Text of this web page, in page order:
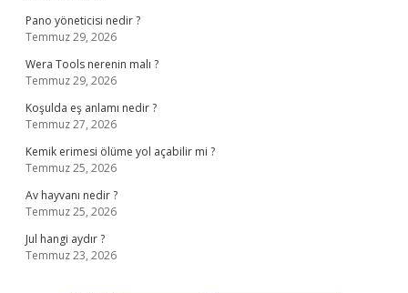
Pano yöneticisi nedir ?
Temmuz 29, 2026
Wera Tools nerenin malı ?
Temmuz 29, 2026
Koşulda eş anlamı nedir ?
Temmuz 27, 2026
Kemik erimesi ölüme yol açabilir mi ?
Temmuz 25, 2026
Av hayvanı nedir ?
Temmuz 25, 2026
Jul hangi aydır ?
Temmuz 23, 2026